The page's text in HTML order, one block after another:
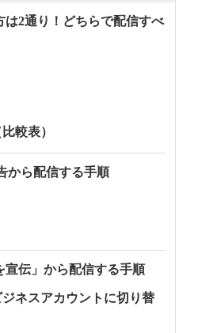
は2通り！どちらで配信すべ
較表）
から配信する手順
宣伝」から配信する手順
ネスアカウントに切り替